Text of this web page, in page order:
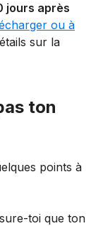
jours après
ou à
sur la
ton
points à
toi que ton